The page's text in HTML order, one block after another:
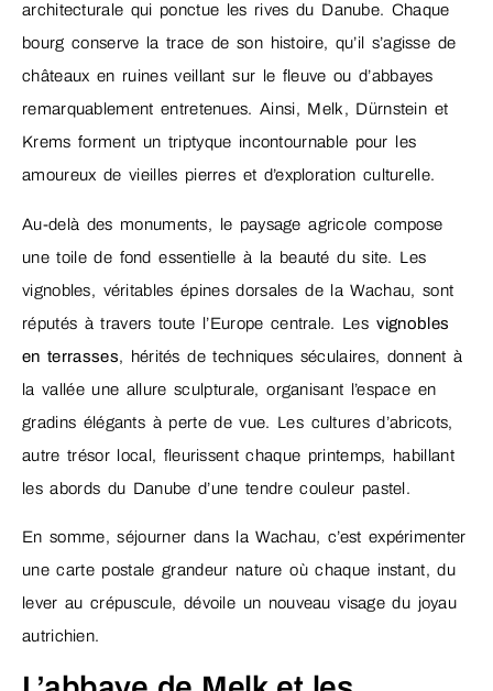
architecturale qui ponctue les rives du Danube. Chaque
bourg conserve la trace de son histoire, qu’il s’agisse de
châteaux en ruines veillant sur le fleuve ou d’abbayes
remarquablement entretenues. Ainsi, Melk, Dürnstein et
Krems forment un triptyque incontournable pour les
amoureux de vieilles pierres et d’exploration culturelle.
Au-delà des monuments, le paysage agricole compose
une toile de fond essentielle à la beauté du site. Les
vignobles, véritables épines dorsales de la Wachau, sont
réputés à travers toute l’Europe centrale. Les vignobles
en terrasses, hérités de techniques séculaires, donnent à
la vallée une allure sculpturale, organisant l’espace en
gradins élégants à perte de vue. Les cultures d’abricots,
autre trésor local, fleurissent chaque printemps, habillant
les abords du Danube d’une tendre couleur pastel.
En somme, séjourner dans la Wachau, c’est expérimenter
une carte postale grandeur nature où chaque instant, du
lever au crépuscule, dévoile un nouveau visage du joyau
autrichien.